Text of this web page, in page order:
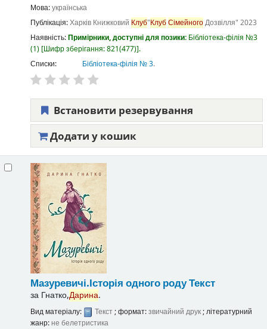
Мова:українська
Публікація:Харків Книжковий Клуб"КлубСімейногоДозвілля" 2023
Наявність:Примірники, доступні для позики: Бібліотека-філія №3
(1) Шифр зберігання:821(477) .
Списки:
Бібліотека-філія № 3.
Встановити резервування
Додати у кошик
Мазуревичі.Історія одного родуТекст
за Гнатко,Дарина.
Вид матеріалу: Текст; формат:звичайний друк; літературний
жанр: не белетристика